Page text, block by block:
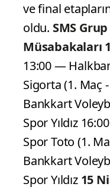
ve final
oldu. SMS
Müsabakaları
13:00 —
Sigorta (1. Maç
Bankkart
Spor Yıldız
Spor Toto (1.
Bankkart
Spor Yıldız 15